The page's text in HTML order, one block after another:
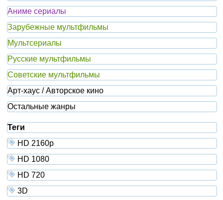
Аниме сериалы
Зарубежные мультфильмы
Мультсериалы
Русские мультфильмы
Советские мультфильмы
Арт-хаус / Авторское кино
Остальные жанры
Теги
HD 2160р
HD 1080
HD 720
3D